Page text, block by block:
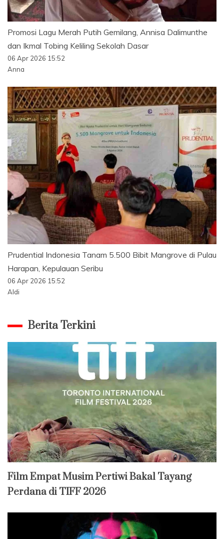
Promosi Lagu Merah Putih Gemilang, Annisa Dalimunthe
dan Ikmal Tobing Keliling Sekolah Dasar
06 Apr 2026 15:52
Anna
Prudential Indonesia Tanam 5.500 Bibit Mangrove di Pulau
Harapan, Kepulauan Seribu
06 Apr 2026 15:52
Aldi
Berita Terkini
Film Empat Musim Pertiwi Bakal Tayang
Perdana di TIFF 2026